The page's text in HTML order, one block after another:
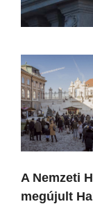
A Nemzeti
megújult